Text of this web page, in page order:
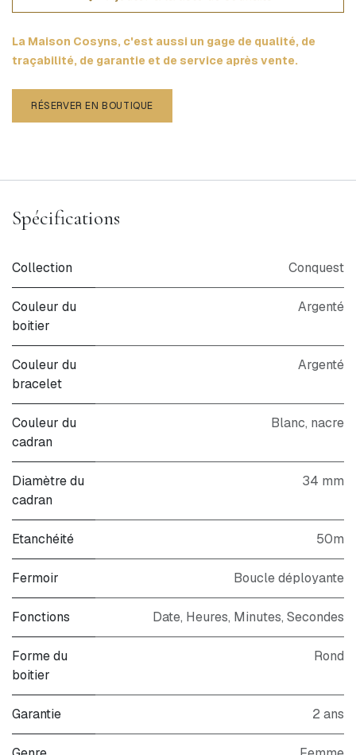
La Maison Cosyns, c'est aussi un gage de qualité, de
traçabilité, de garantie et de service après vente.
RÉSERVER EN BOUTIQUE
Spécifications
Collection Conquest
Couleur du
boitier
Argenté
Couleur du
bracelet
Argenté
Couleur du
cadran
Blanc, nacre
Diamètre du
cadran
34 mm
Etanchéité 50m
Fermoir Boucle déployante
Fonctions Date, Heures, Minutes, Secondes
Forme du
boitier
Rond
Garantie 2 ans